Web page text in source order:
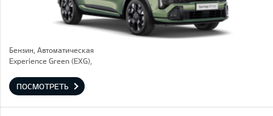
Бензин, Автоматическая
Experience Green (EXG),
ПОСМОТРЕТЬ